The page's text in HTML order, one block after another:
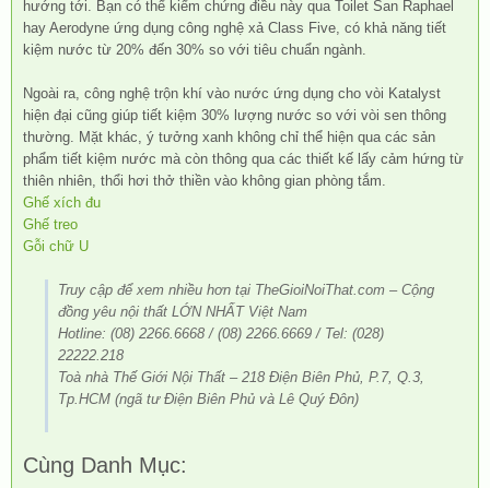
hướng tới. Bạn có thể kiểm chứng điều này qua Toilet San Raphael
hay Aerodyne ứng dụng công nghệ xả Class Five, có khả năng tiết
kiệm nước từ 20% đến 30% so với tiêu chuẩn ngành.
Ngoài ra, công nghệ trộn khí vào nước ứng dụng cho vòi Katalyst
hiện đại cũng giúp tiết kiệm 30% lượng nước so với vòi sen thông
thường. Mặt khác, ý tưởng xanh không chỉ thể hiện qua các sản
phẩm tiết kiệm nước mà còn thông qua các thiết kế lấy cảm hứng từ
thiên nhiên, thổi hơi thở thiền vào không gian phòng tắm.
Ghế xích đu
Ghế treo
Gỗi chữ U
Truy cập để xem nhiều hơn tại TheGioiNoiThat.com – Cộng
đồng yêu nội thất LỚN NHẤT Việt Nam
Hotline: (08) 2266.6668 / (08) 2266.6669 / Tel: (028)
22222.218
Toà nhà Thế Giới Nội Thất – 218 Điện Biên Phủ, P.7, Q.3,
Tp.HCM (ngã tư Điện Biên Phủ và Lê Quý Đôn)
Cùng Danh Mục: